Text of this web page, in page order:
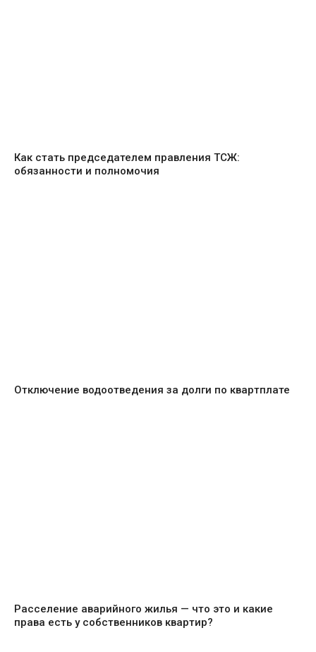
Как стать председателем правления ТСЖ:
обязанности и полномочия
Отключение водоотведения за долги по квартплате
Расселение аварийного жилья — что это и какие
права есть у собственников квартир?